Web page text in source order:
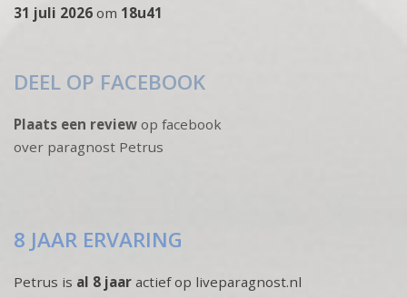
31 juli 2026 om 18u41
DEEL OP FACEBOOK
Plaats een review op facebook
over paragnost Petrus
8 JAAR ERVARING
Petrus is al 8 jaar actief op liveparagnost.nl